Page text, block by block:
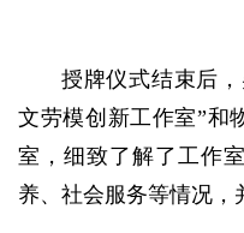
授牌仪式结束后
文劳模创新工作室”和
室，细致了解了工作
养、社会服务等情况，